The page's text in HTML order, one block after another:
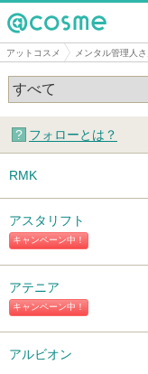
@cosme
アットコスメ メンタル管理人
フォローとは？
RMK
キャンペーン中！
アスタリフト
キャンペーン中！
アテニア
アルビオン